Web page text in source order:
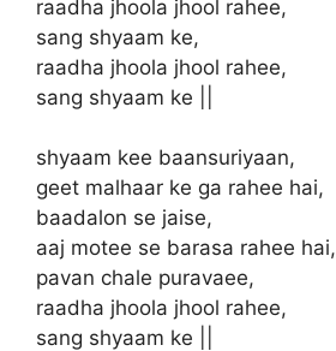
raadha jhoola jhool rahee,
sang shyaam ke,
raadha jhoola jhool rahee,
sang shyaam ke ||
shyaam kee baansuriyaan,
geet malhaar ke ga rahee hai,
baadalon se jaise,
aaj motee se barasa rahee hai,
pavan chale puravaee,
raadha jhoola jhool rahee,
sang shyaam ke ||